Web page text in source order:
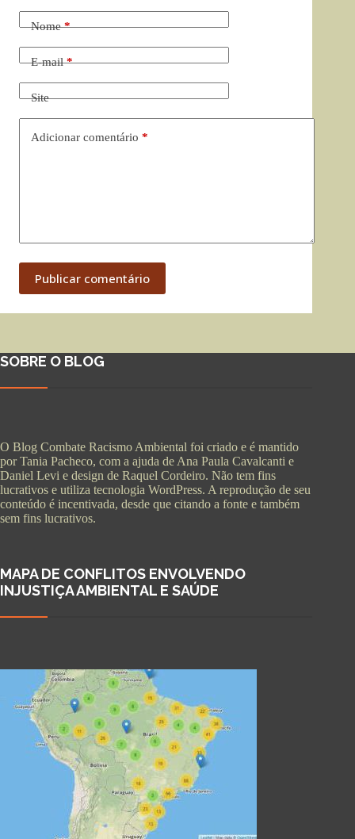
Nome*
E-mail*
Site
Adicionar comentário *
Publicar comentário
SOBRE O BLOG
O Blog Combate Racismo Ambiental foi criado e é mantido
por Tania Pacheco, com a ajuda de Ana Paula Cavalcanti e
Daniel Levi e design de Raquel Cordeiro. Não tem fins
lucrativos e utiliza tecnologia WordPress. A reprodução de seu
conteúdo é incentivada, desde que citando a fonte e também
sem fins lucrativos.
MAPA DE CONFLITOS ENVOLVENDO
INJUSTIÇA AMBIENTAL E SAÚDE